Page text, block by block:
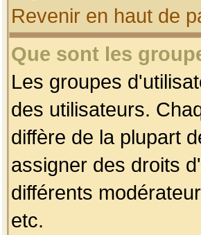
Revenir en haut de
Que sont les
Les groupes
des utilisateurs.
diffère de la plupart
assigner des droits
différents
etc.